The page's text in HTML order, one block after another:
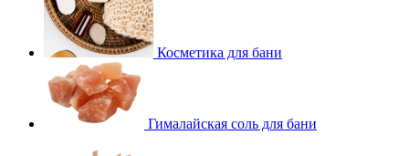
Косметика для бани
Гималайская соль для бани